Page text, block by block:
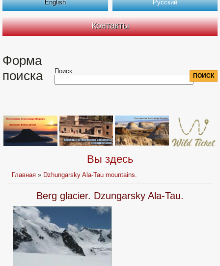
English Русский
Контакты
Форма
поиска
Поиск
Вы здесь
Главная » Dzhungarsky Ala-Tau mountains.
Berg glacier. Dzungarsky Ala-Tau.